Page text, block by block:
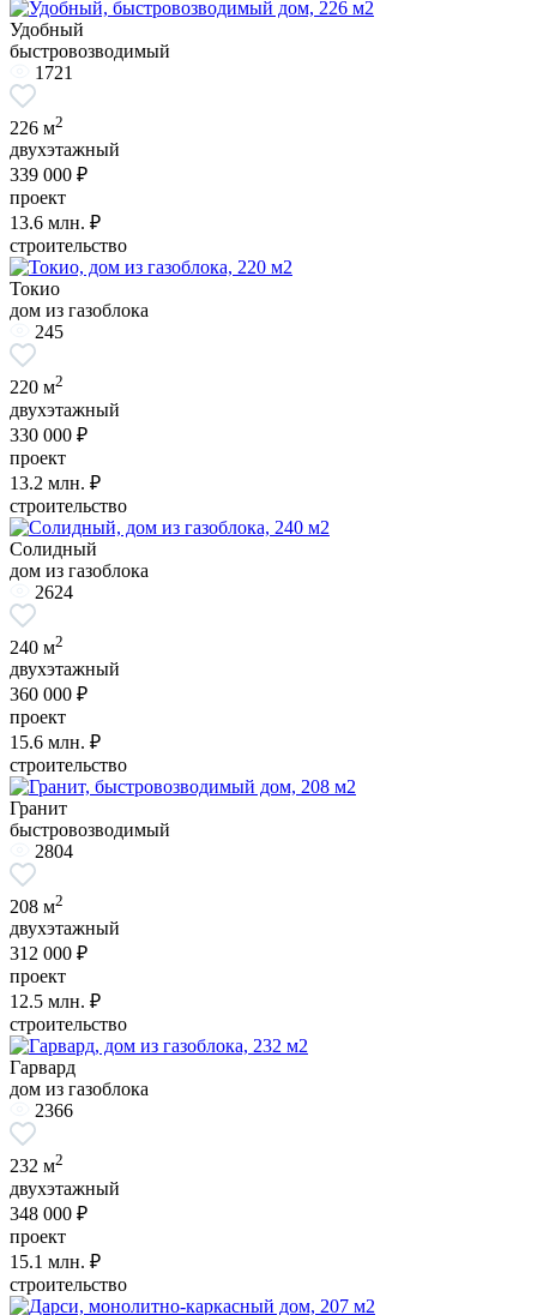
Удобный
быстровозводимый
1721
226 м2
двухэтажный
339 000 ₽
проект
13.6 млн. ₽
строительство
Токио
дом из газоблока
245
220 м2
двухэтажный
330 000 ₽
проект
13.2 млн. ₽
строительство
Солидный
дом из газоблока
2624
240 м2
двухэтажный
360 000 ₽
проект
15.6 млн. ₽
строительство
Гранит
быстровозводимый
2804
208 м2
двухэтажный
312 000 ₽
проект
12.5 млн. ₽
строительство
Гарвард
дом из газоблока
2366
232 м2
двухэтажный
348 000 ₽
проект
15.1 млн. ₽
строительство